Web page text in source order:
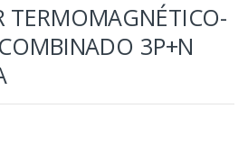
TERMOMAGNÉTICO-
3P+N